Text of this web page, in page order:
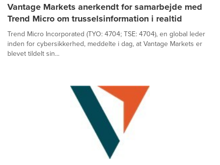
Vantage Markets anerkendt for samarbejde med
Trend Micro om trusselsinformation i realtid
Trend Micro Incorporated (TYO: 4704; TSE: 4704), en global leder
inden for cybersikkerhed, meddelte i dag, at Vantage Markets er
blevet tildelt sin...